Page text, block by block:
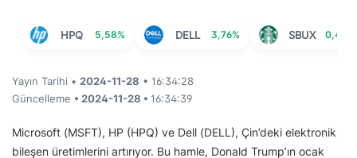
HPQ 5,58% DELL 3,76% SBUX 0,47%
Yayın Tarihi • 2024-11-28 • 16:34:28
Güncelleme • 2024-11-28 • 16:34:39
Microsoft (MSFT), HP (HPQ) ve Dell (DELL), Çin’deki elektronik
bileşen üretimlerini artırıyor. Bu hamle, Donald Trump’ın ocak